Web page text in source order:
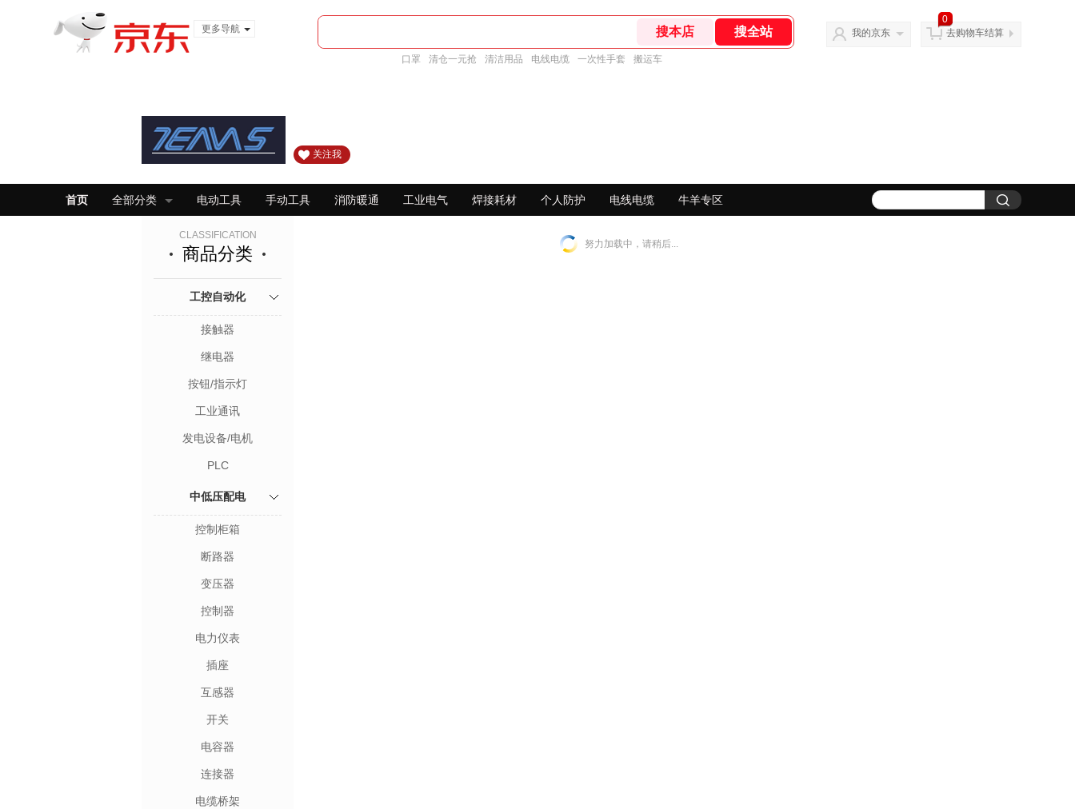
更多导航
口罩 清仓一元抢 清洁用品 电线电缆 一次性手套 搬运车
我的京东
0
去购物车结算
关注我
首页 全部分类 电动工具 手动工具 消防暖通 工业电气 焊接耗材 个人防护 电线电缆 牛羊专区
CLASSIFICATION
商品分类
工控自动化
接触器
继电器
按钮/指示灯
工业通讯
发电设备/电机
PLC
中低压配电
控制柜箱
断路器
变压器
控制器
电力仪表
插座
互感器
开关
电容器
连接器
电缆桥架
努力加载中，请稍后...